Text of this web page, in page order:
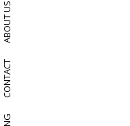
CONTACT
ABOUT US